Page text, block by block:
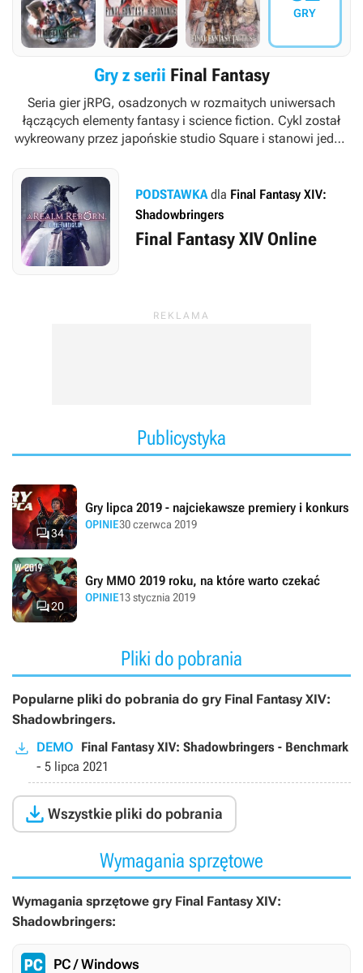
GRY
Gry z serii Final Fantasy
Seria gier jRPG, osadzonych w rozmaitych uniwersach
łączących elementy fantasy i science fiction. Cykl został
wykreowany przez japońskie studio Square i stanowi jedną
wydawniczego Square Enix.
PODSTAWKAdla Final Fantasy XIV:
Shadowbringers
Final Fantasy XIV Online
Publicystyka
34
Gry lipca 2019 - najciekawsze premiery i konkurs
OPINIE30 czerwca 2019
20
Gry MMO 2019 roku, na które warto czekać
OPINIE13 stycznia 2019
Pliki do pobrania
Popularne pliki do pobrania do gry Final Fantasy XIV:
Shadowbringers.
DEMO Final Fantasy XIV: Shadowbringers - Benchmark
- 5 lipca 2021
 Wszystkie pliki do pobrania
Wymagania sprzętowe
Wymagania sprzętowe gry Final Fantasy XIV:
Shadowbringers:
PC / Windows